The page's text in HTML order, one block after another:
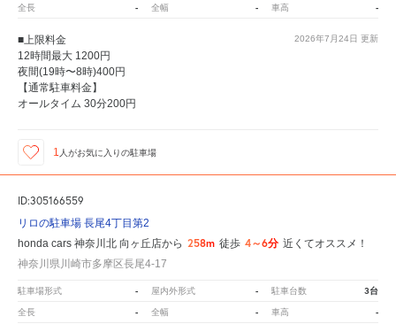
全長 - 全幅 - 車高 -
2026年7月24日 更新
■上限料金
12時間最大 1200円
夜間(19時〜8時)400円
【通常駐車料金】
オールタイム 30分200円
1 人がお気に入りの駐車場
ID:305166559
リロの駐車場 長尾4丁目第2
honda cars 神奈川北 向ヶ丘店から 258m 徒歩 4～6分 近くてオススメ！
神奈川県川崎市多摩区長尾4-17
駐車場形式 - 屋内外形式 - 駐車台数 3台
全長 - 全幅 - 車高 -